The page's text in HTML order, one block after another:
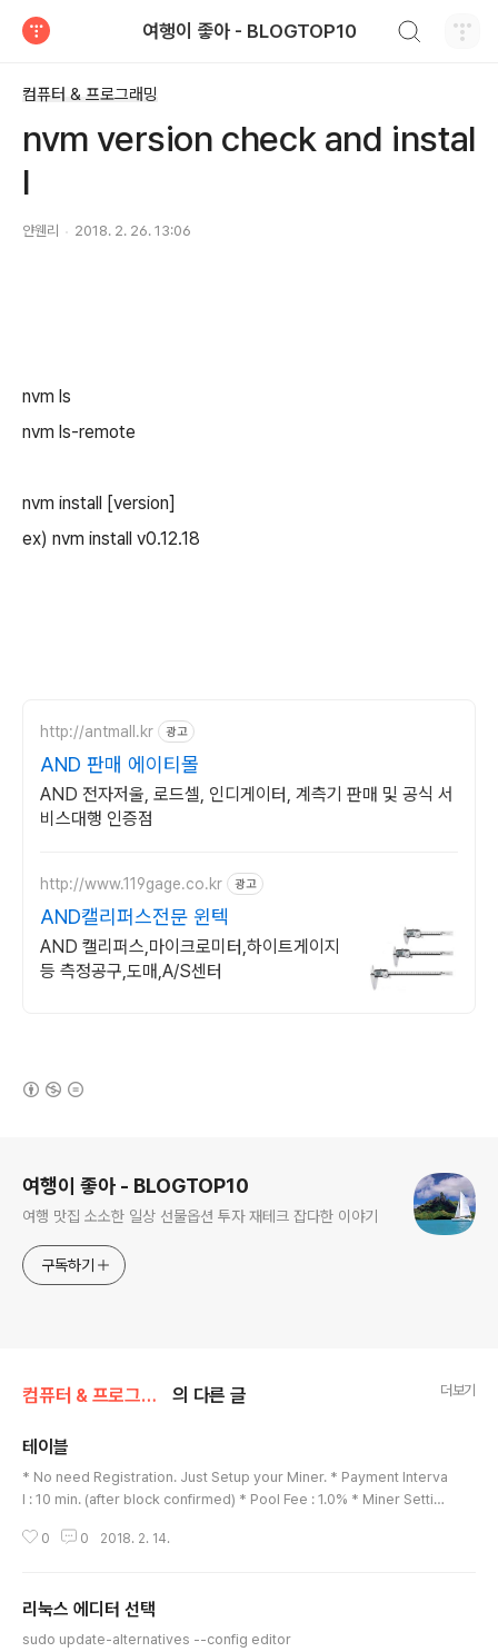
여행이 좋아 - BLOGTOP10
컴퓨터 & 프로그래밍
nvm version check and instal
l
얀웬리 2018. 2. 26. 13:06
nvm ls
nvm ls-remote
nvm install [version]
ex) nvm install v0.12.18
http://antmall.kr 광고
AND 판매 에이티몰
AND 전자저울, 로드셀, 인디게이터, 계측기 판매 및 공식 서
비스대행 인증점
http://www.119gage.co.kr 광고
AND캘리퍼스전문 윈텍
AND 캘리퍼스,마이크로미터,하이트게이지
등 측정공구,도매,A/S센터
여행이 좋아 - BLOGTOP10
여행 맛집 소소한 일상 선물옵션 투자 재테크 잡다한 이야기
구독하기
컴퓨터 & 프로그래밍 의 다른 글 더보기
테이블
* No need Registration. Just Setup your Miner. * Payment Interva
l : 10 min. (after block confirmed) * Pool Fee : 1.0% * Miner Settin
assword x Port Infomation / Min. Payment * Contact : xpoolinfo@
2oxnCcqVKtx2pkmU6L *..
0 0 2018. 2. 14.
리눅스 에디터 선택
sudo update-alternatives --config editor